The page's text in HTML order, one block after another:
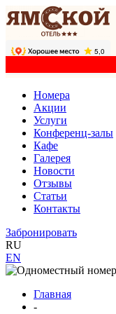
Номера
Акции
Услуги
Конференц-залы
Кафе
Галерея
Новости
Отзывы
Статьи
Контакты
Забронировать
RU
EN
Главная
-